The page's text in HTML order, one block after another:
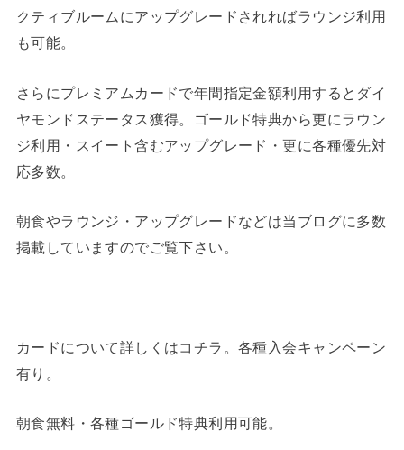
クティブルームにアップグレードされればラウンジ利用
も可能。
さらにプレミアムカードで年間指定金額利用するとダイ
ヤモンドステータス獲得。ゴールド特典から更にラウン
ジ利用・スイート含むアップグレード・更に各種優先対
応多数。
朝食やラウンジ・アップグレードなどは当ブログに多数
掲載していますのでご覧下さい。
カードについて詳しくはコチラ。各種入会キャンペーン
有り。
朝食無料・各種ゴールド特典利用可能。